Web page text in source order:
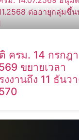
ครม. 14 กรกฎ
ขยายเวลา
งงานถึง 11 ธันว